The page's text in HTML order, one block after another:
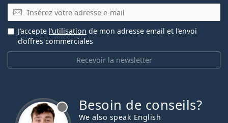
E-mail
Recevoir la newsletter
J’accepte l’utilisation de mon adresse email et l’envoi
d’offres commerciales
Besoin de conseils?
We also speak English